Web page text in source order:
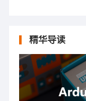
精华导读